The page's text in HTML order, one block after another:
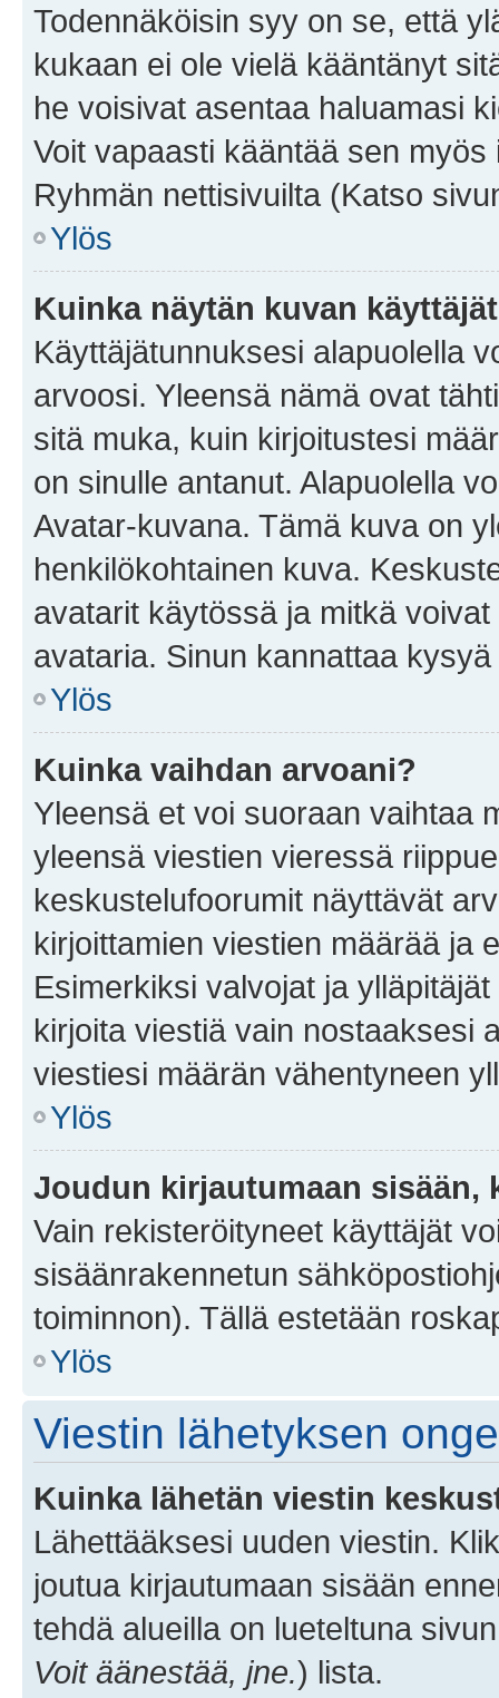
Todennäköisin syy on se, että
kukaan ei ole vielä kääntänyt
he voisivat asentaa haluamasi
Voit vapaasti kääntää sen
Ryhmän nettisivuilta (Katso
Ylös
Kuinka näytän kuvan
Käyttäjätunnuksesi alapuolella
arvoosi. Yleensä nämä ovat
sitä muka, kuin kirjoitustesi
on sinulle antanut. Alapuolella
Avatar-kuvana. Tämä kuva on
henkilökohtainen kuva.
avatarit käytössä ja mitkä
avataria. Sinun kannattaa
Ylös
Kuinka vaihdan arvoani?
Yleensä et voi suoraan vaihtaa
yleensä viestien vieressä
keskustelufoorumit näyttävät
kirjoittamien viestien määrää ja
Esimerkiksi valvojat ja
kirjoita viestiä vain nostaaksesi
viestiesi määrän vähentyneen
Ylös
Joudun kirjautumaan sisään,
Vain rekisteröityneet käyttäjät
sisäänrakennetun
toiminnon). Tällä estetään
Ylös
Viestin lähetyksen
Kuinka lähetän viestin
Lähettääksesi uuden viestin.
joutua kirjautumaan sisään
tehdä alueilla on lueteltuna
Voit äänestää, jne.) lista.